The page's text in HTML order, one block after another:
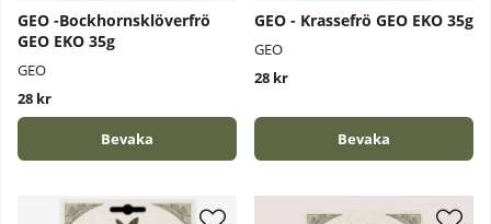
GEO -Bockhornsklöverfrö
GEO EKO 35g
GEO
28 kr
Bevaka
GEO - Krassefrö GEO EKO 35g
GEO
28 kr
Bevaka